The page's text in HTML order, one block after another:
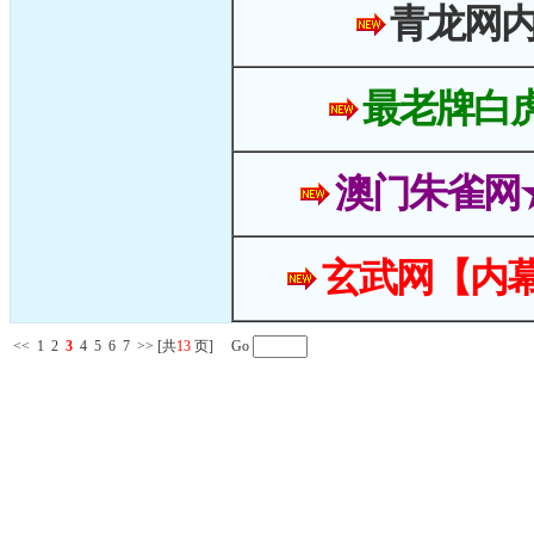
青龙网
最老牌白
澳门朱雀
玄武网【内
<< 1 2 3 4 5 6 7 >> [共13 页] Go